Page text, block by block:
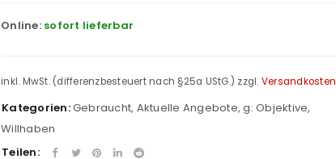
Online: sofort lieferbar
inkl. MwSt. (differenzbesteuert nach §25a UStG.) zzgl. Versandkosten
Kategorien:Gebraucht, Aktuelle Angebote,g: Objektive,
Willhaben
Teilen: